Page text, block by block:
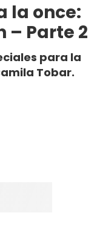
la once:
– Parte 2
para la
Tobar.